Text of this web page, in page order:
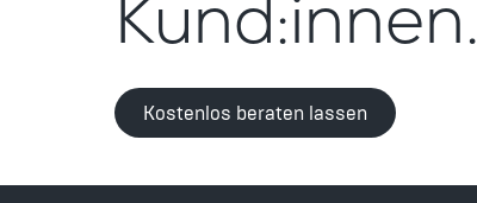
Kund:innen.
Kostenlos beraten lassen